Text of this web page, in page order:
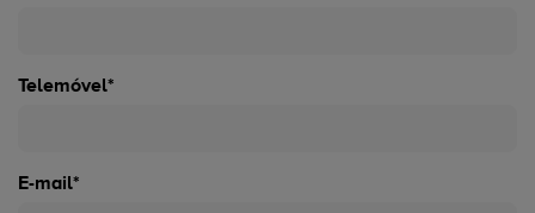
Telemóvel*
E-mail*